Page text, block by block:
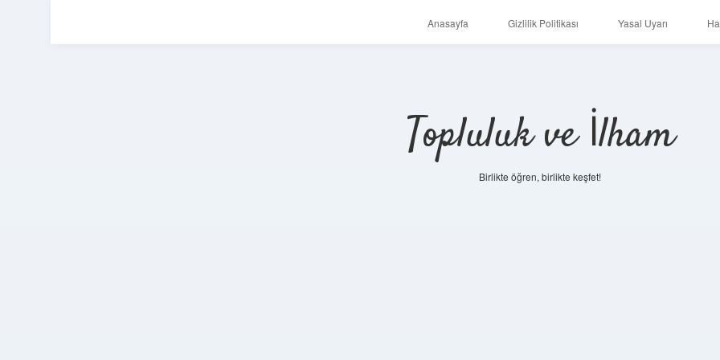
Anasayfa Gizlilik Politikası Yasal Uyarı
Topluluk ve İlham
Birlikte öğren, birlikte keşfet!